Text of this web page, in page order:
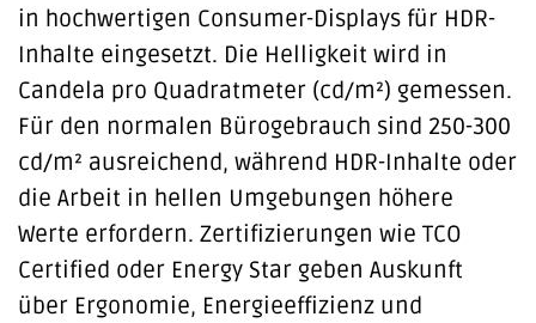
in hochwertigen Consumer-Displays für HDR-
Inhalte eingesetzt. Die Helligkeit wird in
Candela pro Quadratmeter (cd/m²) gemessen.
Für den normalen Bürogebrauch sind 250-300
cd/m² ausreichend, während HDR-Inhalte oder
die Arbeit in hellen Umgebungen höhere
Werte erfordern. Zertifizierungen wie TCO
Certified oder Energy Star geben Auskunft
über Ergonomie, Energieeffizienz und